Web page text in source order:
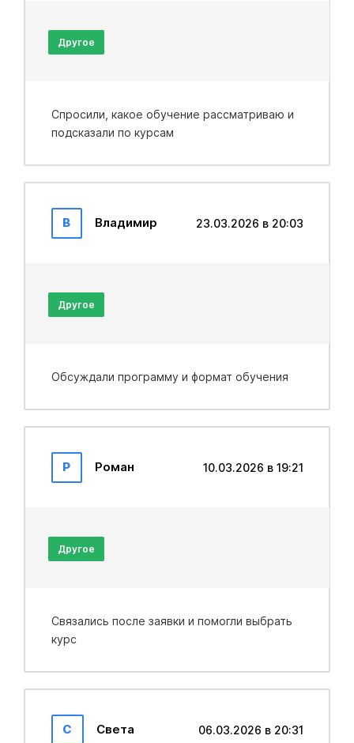
Другое
Спросили, какое обучение рассматриваю и
подсказали по курсам
В Владимир 23.03.2026 в 20:03
Другое
Обсуждали программу и формат обучения
Р Роман 10.03.2026 в 19:21
Другое
Связались после заявки и помогли выбрать
курс
С Света 06.03.2026 в 20:31